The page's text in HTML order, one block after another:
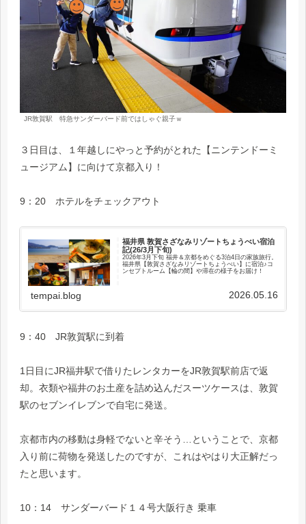
JR敦賀駅 特急サンダーバード前ではしゃぐ親子ｗ
３日目は、１年越しにやっと予約がとれた【ニンテンドーミ
ュージアム】に向けて京都入り！
9：20 ホテルをチェックアウト
福井県 敦賀さざなみリゾートちょうべい宿泊
記(26/3月下旬)
2026年3月下旬 福井＆京都をめぐる3泊4日の家族旅行。
福井県【敦賀さざなみリゾートちょうべい】に宿泊♪コ
ンセプトルーム【輪の間】や滞在の様子をお届け！
tempai.blog 2026.05.16
9：40 JR敦賀駅に到着
1日目にJR福井駅で借りたレンタカーをJR敦賀駅前店で返
却。衣類や福井のお土産を詰め込んだスーツケースは、敦賀
駅のセブンイレブンで自宅に発送。
京都市内の移動は身軽でないと辛そう…ということで、京都
入り前に荷物を発送したのですが、これはやはり大正解だっ
たと思います。
10：14 サンダーバード１４号大阪行き 乗車